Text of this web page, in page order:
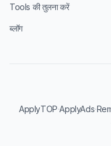
Tools की तुलना करें
ब्लॉग
ApplyTOP·ApplyAds·